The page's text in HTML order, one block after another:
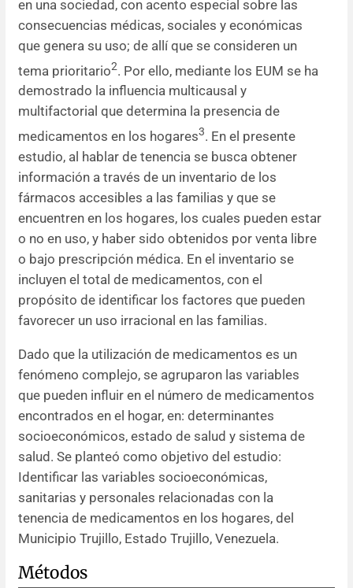
en una sociedad, con acento especial sobre las
consecuencias médicas, sociales y económicas
que genera su uso; de allí que se consideren un
tema prioritario2. Por ello, mediante los EUM se ha
demostrado la influencia multicausal y
multifactorial que determina la presencia de
medicamentos en los hogares3. En el presente
estudio, al hablar de tenencia se busca obtener
información a través de un inventario de los
fármacos accesibles a las familias y que se
encuentren en los hogares, los cuales pueden estar
o no en uso, y haber sido obtenidos por venta libre
o bajo prescripción médica. En el inventario se
incluyen el total de medicamentos, con el
propósito de identificar los factores que pueden
favorecer un uso irracional en las familias.
Dado que la utilización de medicamentos es un
fenómeno complejo, se agruparon las variables
que pueden influir en el número de medicamentos
encontrados en el hogar, en: determinantes
socioeconómicos, estado de salud y sistema de
salud. Se planteó como objetivo del estudio:
Identificar las variables socioeconómicas,
sanitarias y personales relacionadas con la
tenencia de medicamentos en los hogares, del
Municipio Trujillo, Estado Trujillo, Venezuela.
Métodos